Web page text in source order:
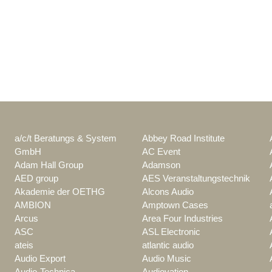
a/c/t Beratungs & System
GmbH
Abbey Road Institute
AC Event
Adam Hall Group
Adamson
AED group
AES Veranstaltungstechnik
Akademie der OETHG
Alcons Audio
AMBION
Amptown Cases
Arcus
Area Four Industries
ASC
ASL Electronic
ateis
atlantic audio
Audio Export
Audio Music